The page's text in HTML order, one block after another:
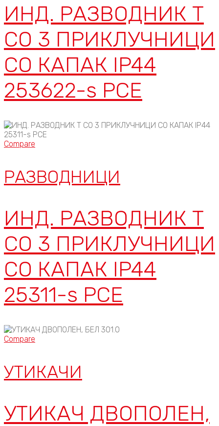
ИНД. РАЗВОДНИК Т
СО 3 ПРИКЛУЧНИЦИ
СО КАПАК IP44
253622-s PCE
Compare
РАЗВОДНИЦИ
ИНД. РАЗВОДНИК Т
СО 3 ПРИКЛУЧНИЦИ
СО КАПАК IP44
25311-s PCE
Compare
УТИКАЧИ
УТИКАЧ ДВОПОЛЕН,